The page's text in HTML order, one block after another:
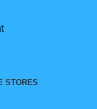
STORES